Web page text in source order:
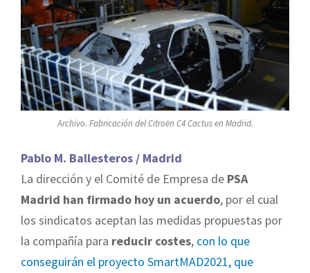
Archivo. Fabricación del Citroën C4 Cactus en Madrid.
Pablo M. Ballesteros / Madrid
La dirección y el Comité de Empresa de PSA
Madrid han firmado hoy un acuerdo, por el cual
los sindicatos aceptan las medidas propuestas por
la compañía para reducir costes, con lo que
conseguirán el proyecto SmartMAD2021, que